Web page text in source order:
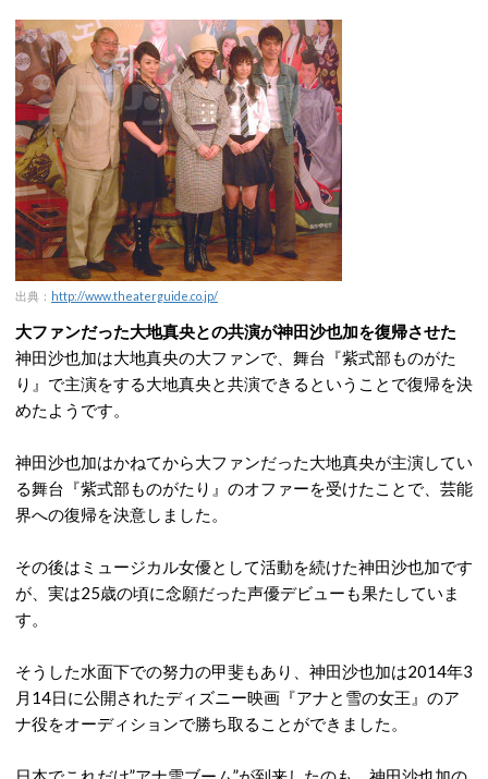
出典： http://www.theaterguide.co.jp/
大ファンだった大地真央との共演が神田沙也加を復帰させた
神田沙也加は大地真央の大ファンで、舞台『紫式部ものがた
り』で主演をする大地真央と共演できるということで復帰を決
めたようです。
神田沙也加はかねてから大ファンだった大地真央が主演してい
る舞台『紫式部ものがたり』のオファーを受けたことで、芸能
界への復帰を決意しました。
その後はミュージカル女優として活動を続けた神田沙也加です
が、実は25歳の頃に念願だった声優デビューも果たしていま
す。
そうした水面下での努力の甲斐もあり、神田沙也加は2014年3
月14日に公開されたディズニー映画『アナと雪の女王』のア
ナ役をオーディションで勝ち取ることができました。